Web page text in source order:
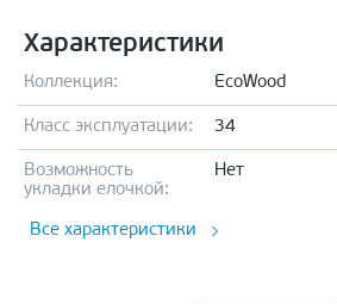
Характеристики
Коллекция: EcoWood
Класс эксплуатации: 34
Возможность
укладки елочкой:
Нет
Все характеристики